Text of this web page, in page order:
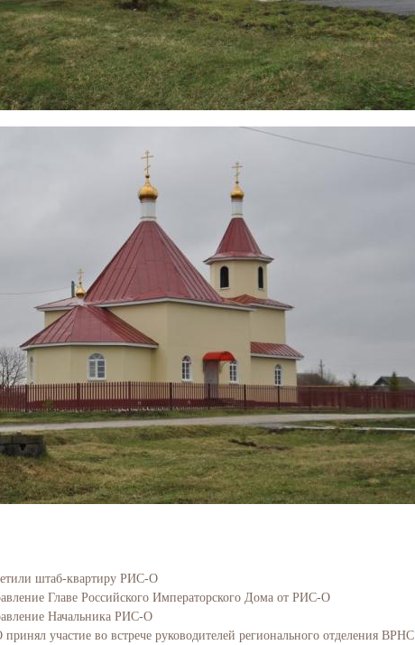
штаб-квартиру РИС-О
Главе Российского Императорского Дома от РИС-О
Начальника РИС-О
участие во встрече руководителей регионального отделения ВРНС